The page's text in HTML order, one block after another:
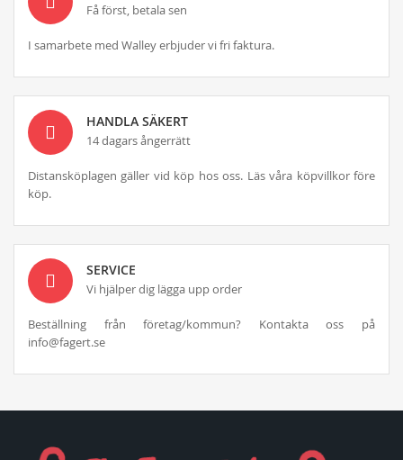
Få först, betala sen
I samarbete med Walley erbjuder vi fri faktura.
HANDLA SÄKERT
14 dagars ångerrätt
Distansköplagen gäller vid köp hos oss. Läs våra köpvillkor före
köp.
SERVICE
Vi hjälper dig lägga upp order
Beställning från företag/kommun? Kontakta oss på
info@fagert.se